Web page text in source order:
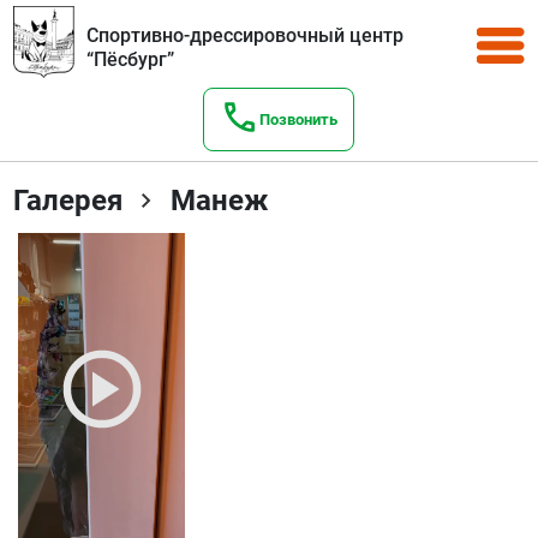
Спортивно-дрессировочный центр
“Пёсбург”
Позвонить
Галерея Манеж